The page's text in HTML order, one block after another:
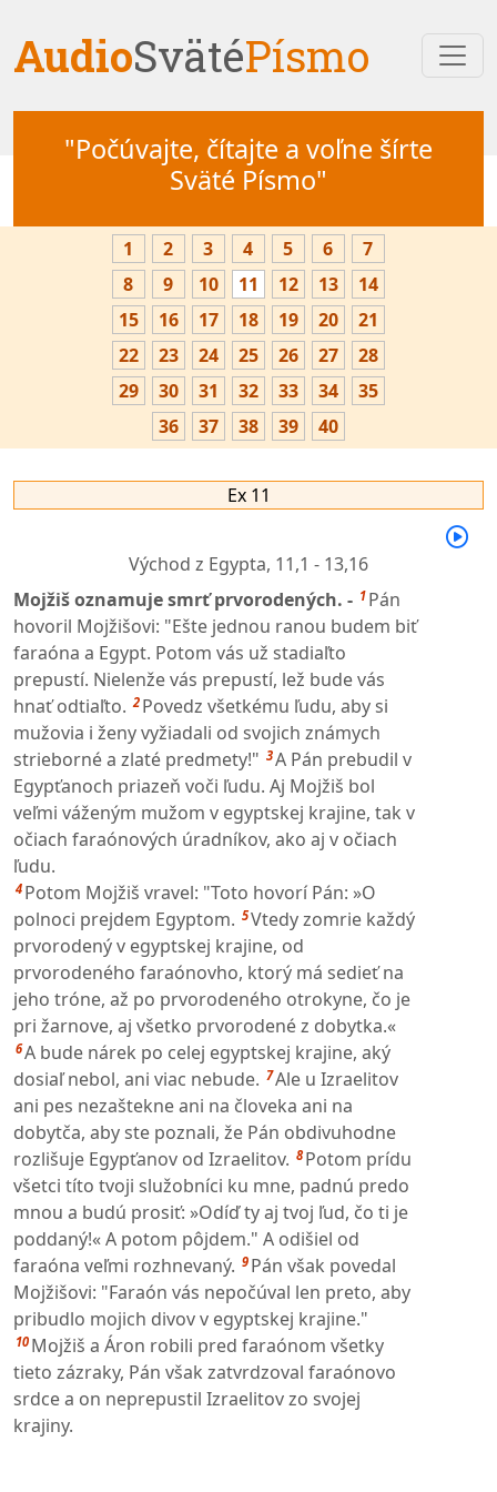
AudioSvätéPísmo
"Počúvajte, čítajte a voľne šírte
Sväté Písmo"
1 2 3 4 5 6
7
8
9 10 11 12 13
14
15
16 17 18 19 20
21
22
23 24 25 26 27
28
29
30 31 32 33 34
35
36
37 38 39 40
Ex 11
Východ z Egypta, 11,1 - 13,16
Mojžiš oznamuje smrť prvorodených. - 1 Pán
hovoril Mojžišovi: "Ešte jednou ranou budem biť
faraóna a Egypt. Potom vás už stadiaľto
prepustí. Nielenže vás prepustí, lež bude vás
hnať odtiaľto. 2 Povedz všetkému ľudu, aby si
mužovia i ženy vyžiadali od svojich známych
strieborné a zlaté predmety!" 3A Pán prebudil v
Egypťanoch priazeň voči ľudu. Aj Mojžiš bol
veľmi váženým mužom v egyptskej krajine, tak v
očiach faraónových úradníkov, ako aj v očiach
ľudu.
4 Potom Mojžiš vravel: "Toto hovorí Pán: »O
polnoci prejdem Egyptom. 5Vtedy zomrie každý
prvorodený v egyptskej krajine, od
prvorodeného faraónovho, ktorý má sedieť na
jeho tróne, až po prvorodeného otrokyne, čo je
pri žarnove, aj všetko prvorodené z dobytka.«
6A bude nárek po celej egyptskej krajine, aký
dosiaľ nebol, ani viac nebude. 7Ale u Izraelitov
ani pes nezaštekne ani na človeka ani na
dobytča, aby ste poznali, že Pán obdivuhodne
rozlišuje Egypťanov od Izraelitov. 8 Potom prídu
všetci títo tvoji služobníci ku mne, padnú predo
mnou a budú prosiť: »Odíď ty aj tvoj ľud, čo ti je
poddaný!« A potom pôjdem." A odišiel od
faraóna veľmi rozhnevaný. 9 Pán však povedal
Mojžišovi: "Faraón vás nepočúval len preto, aby
pribudlo mojich divov v egyptskej krajine."
10 Mojžiš a Áron robili pred faraónom všetky
tieto zázraky, Pán však zatvrdzoval faraónovo
srdce a on neprepustil Izraelitov zo svojej
krajiny.